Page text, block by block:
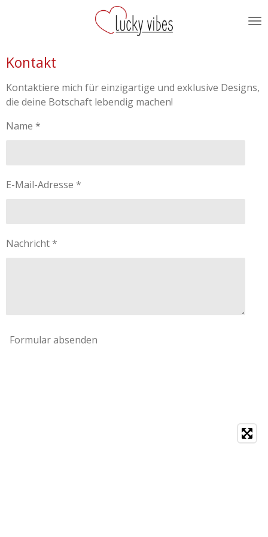
Kontakt
Kontaktiere mich für einzigartige und exklusive Designs,
die deine Botschaft lebendig machen!
Name *
E-Mail-Adresse *
Nachricht *
Formular absenden